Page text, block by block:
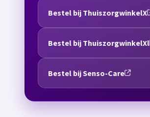
Bestel bij ThuiszorgwinkelX
Bestel bij ThuiszorgwinkelXl
Bestel bij Senso-Care